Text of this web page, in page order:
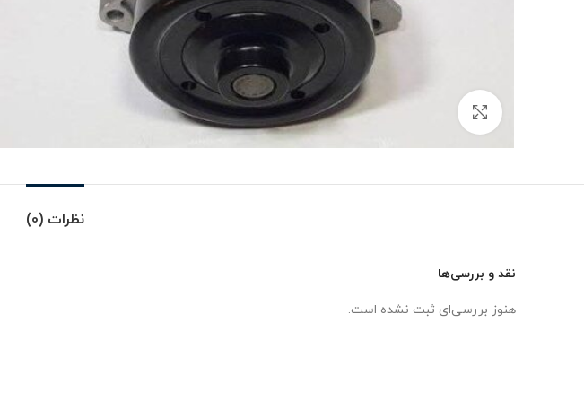
برای بزرگنمایی کلیک کنید
نظرات (0)
نقد و بررسی‌ها
هنوز بررسی‌ای ثبت نشده است.